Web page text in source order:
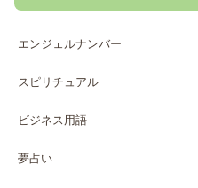
エンジェルナンバー
スピリチュアル
ビジネス用語
夢占い